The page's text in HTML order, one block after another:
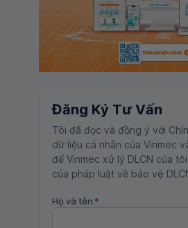
Đăng Ký Tư Vấn
Tôi đã đọc và đồng ý với
dữ liệu cá nhân của Vinmec
để Vinmec xử lý DLCN của
của pháp luật về bảo vệ
Họ và tên *